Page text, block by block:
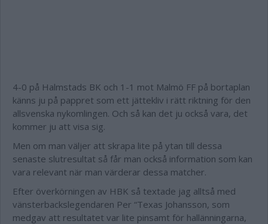
4-0 på Halmstads BK och 1-1 mot Malmö FF på bortaplan
känns ju på pappret som ett jättekliv i rätt riktning för den
allsvenska nykomlingen. Och så kan det ju också vara, det
kommer ju att visa sig.
Men om man väljer att skrapa lite på ytan till dessa
senaste slutresultat så får man också information som kan
vara relevant när man värderar dessa matcher.
Efter överkörningen av HBK så textade jag alltså med
vänsterbackslegendaren Per “Texas Johansson, som
medgav att resultatet var lite pinsamt för hallänningarna,